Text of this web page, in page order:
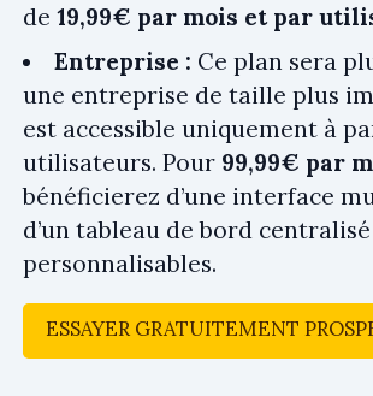
de 19,99€ par mois et par
Entreprise : Ce plan sera
une entreprise de taille plus
est accessible uniquement à
utilisateurs. Pour 99,99€ par
bénéficierez d’une interface
d’un tableau de bord
personnalisables.
ESSAYER GRATUITEMENT